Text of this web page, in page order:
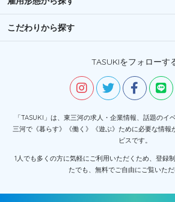
こだわりから探す
TASUKIをフォローす
「TASUKI」は、東三河の求人・企業情報、話題のイ
三河で《暮らす》《働く》《遊ぶ》ために必要な情報
ビスです。
1人でも多くの方に気軽にご利用いただくため、登録
たでも、無料でご自由にご覧いただ